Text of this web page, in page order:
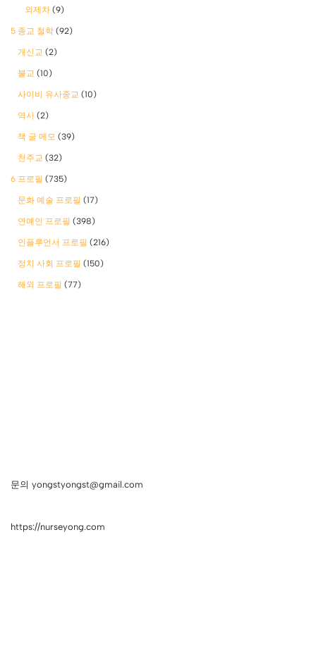
외제차 (9)
5 종교 철학 (92)
개신교 (2)
불교 (10)
사이비 유사종교 (10)
역사 (2)
책 글 메모 (39)
천주교 (32)
6 프로필 (735)
문화 예술 프로필 (17)
연예인 프로필 (398)
인플루언서 프로필 (216)
정치 사회 프로필 (150)
해외 프로필 (77)
문의 yongstyongst@gmail.com
https://nurseyong.com